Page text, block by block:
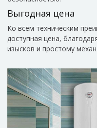
Выгодная цена
Ко всем техническим
доступная цена,
изысков и простому